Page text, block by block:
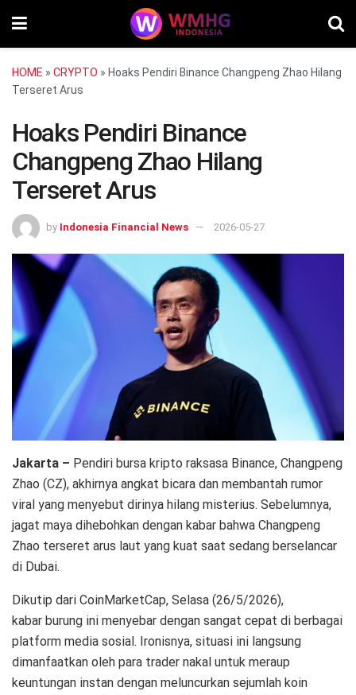
HOME » CRYPTO » Hoaks Pendiri Binance Changpeng Zhao Hilang
Terseret Arus
Hoaks Pendiri Binance
Changpeng Zhao Hilang
Terseret Arus
by Indonesia Financial News 2026-05-27
Jakarta – Pendiri bursa kripto raksasa Binance, Changpeng
Zhao (CZ), akhirnya angkat bicara dan membantah rumor
viral yang menyebut dirinya hilang misterius. Sebelumnya,
jagat maya dihebohkan dengan kabar bahwa Changpeng
Zhao terseret arus laut yang kuat saat sedang berselancar
di Dubai.
Dikutip dari CoinMarketCap, Selasa (26/5/2026),
kabar burung ini menyebar dengan sangat cepat di berbagai
platform media sosial. Ironisnya, situasi ini langsung
dimanfaatkan oleh para trader nakal untuk meraup
keuntungan instan dengan meluncurkan sejumlah koin